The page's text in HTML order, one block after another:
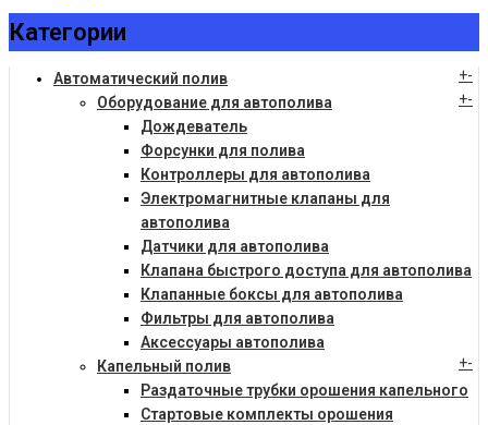
Категории
Автоматический полив +-
Оборудование для автополива
+-
Дождеватель
Форсунки для полива
Контроллеры для автополива
Электромагнитные клапаны для
автополива
Датчики для автополива
Клапана быстрого доступа для автополива
Клапанные боксы для автополива
Фильтры для автополива
Аксессуары автополива
Капельный полив
+-
Раздаточные трубки орошения капельного
Стартовые комплекты орошения